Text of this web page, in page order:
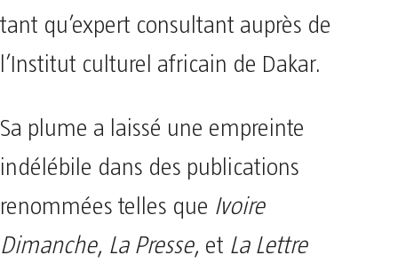
tant qu’expert consultant auprès de
l’Institut culturel africain de Dakar.
Sa plume a laissé une empreinte
indélébile dans des publications
renommées telles que Ivoire
Dimanche, La Presse, et La Lettre